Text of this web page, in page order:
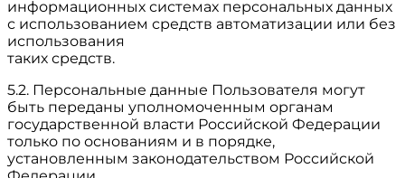
информационных системах персональных данных
с использованием средств автоматизации или без
использования
таких средств.
5.2. Персональные данные Пользователя могут
быть переданы уполномоченным органам
государственной власти Российской Федерации
только по основаниям и в порядке,
установленным законодательством Российской